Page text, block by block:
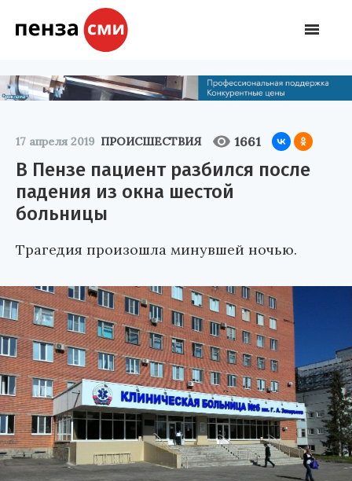
17 апреля 2019 ПРОИСШЕСТВИЯ 1661
В Пензе пациент разбился после
падения из окна шестой
больницы
Трагедия произошла минувшей ночью.